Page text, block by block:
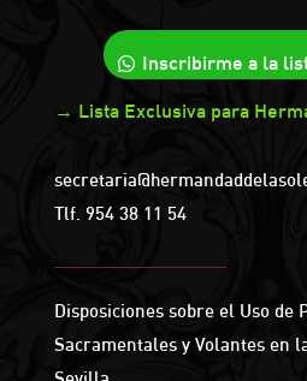
Inscribirme a la
→ Lista Exclusiva para
Tlf. 954 38 11 54
Disposiciones sobre el Uso de
Sacramentales y Volantes en